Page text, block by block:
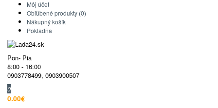
Môj účet
Obľúbené produkty (0)
Nákupný košík
Pokladňa
Pon- Pia
8:00 - 16:00
0903778499, 0903900507
0
0.00€